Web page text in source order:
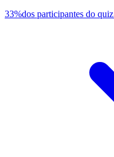
33%dos participantes do quiz